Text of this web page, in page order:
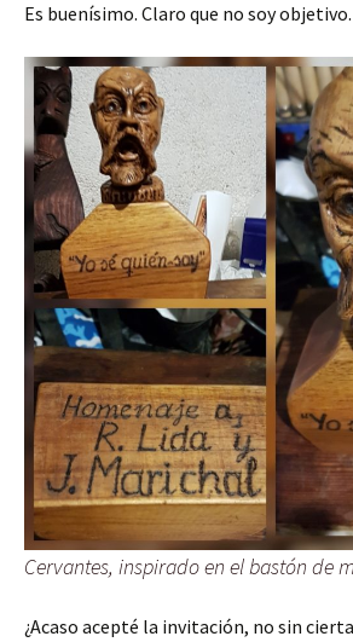
Es buenísimo. Claro que no soy objetivo.
Cervantes, inspirado en el bastón de
¿Acaso acepté la invitación, no sin